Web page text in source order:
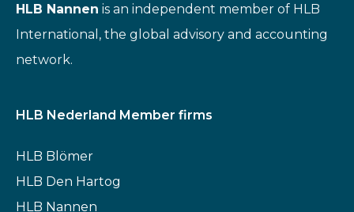
HLB Nannen is an independent member of HLB
International, the global advisory and accounting
network.
HLB Nederland Member firms
HLB Blömer
HLB Den Hartog
HLB Nannen